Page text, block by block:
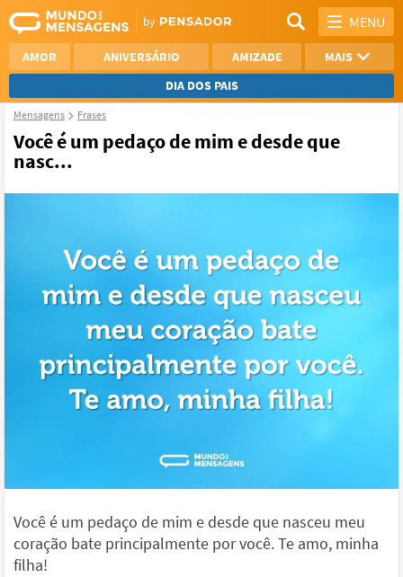
MENU
AMOR ANIVERSÁRIO AMIZADE
MAIS
DIA DOS PAIS
REFLEXÃO
AGRADECIMENTO
Mensagens Frases
Você é um pedaço de mim e desde que
nasc...
Você é um pedaço de mim e desde que nasceu meu
coração bate principalmente por você. Te amo, minha
filha!